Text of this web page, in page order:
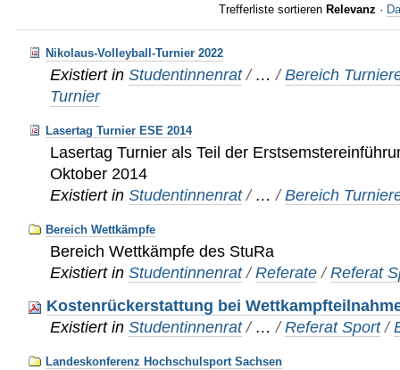
Trefferliste sortieren Relevanz ·
Nikolaus-Volleyball-Turnier 2022
Existiert in Studentinnenrat / …/Bereich
Turnier
Lasertag Turnier ESE 2014
Lasertag Turnier als Teil der
Oktober 2014
Existiert in Studentinnenrat / …/Bereich
Bereich Wettkämpfe
Bereich Wettkämpfe des StuRa
Existiert in Studentinnenrat /Referate /Referat
Kostenrückerstattung bei
Existiert in Studentinnenrat / …/Referat Sport /
Landeskonferenz Hochschulsport Sachsen